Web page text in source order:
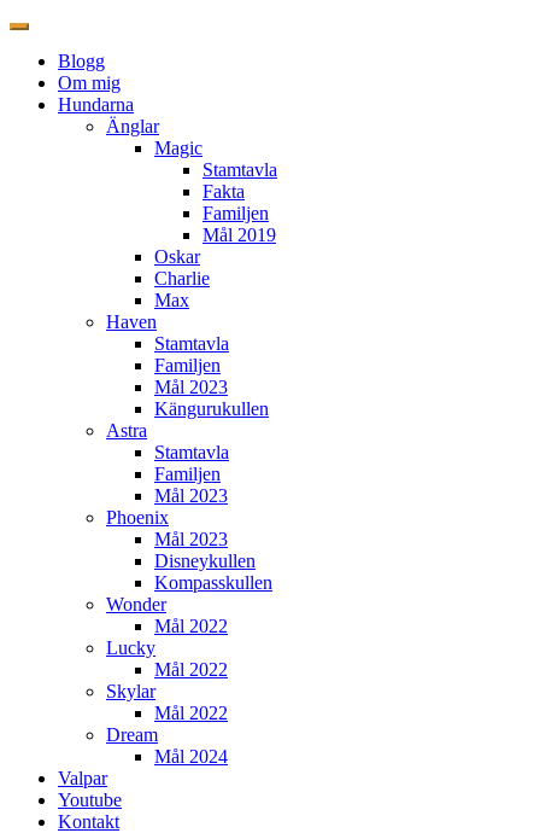
Blogg
Om mig
Hundarna
Änglar
Magic
Stamtavla
Fakta
Familjen
Mål 2019
Oskar
Charlie
Max
Haven
Stamtavla
Familjen
Mål 2023
Kängurukullen
Astra
Stamtavla
Familjen
Mål 2023
Phoenix
Mål 2023
Disneykullen
Kompasskullen
Wonder
Mål 2022
Lucky
Mål 2022
Skylar
Mål 2022
Dream
Mål 2024
Valpar
Youtube
Kontakt